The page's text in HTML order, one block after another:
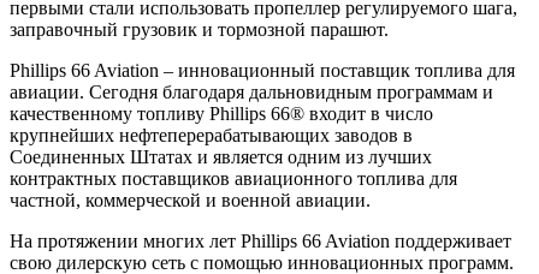
первыми стали использовать пропеллер регулируемого шага,
заправочный грузовик и тормозной парашют.
Phillips 66 Aviation – инновационный поставщик топлива для
авиации. Сегодня благодаря дальновидным программам и
качественному топливу Phillips 66® входит в число
крупнейших нефтеперерабатывающих заводов в
Соединенных Штатах и является одним из лучших
контрактных поставщиков авиационного топлива для
частной, коммерческой и военной авиации.
На протяжении многих лет Phillips 66 Aviation поддерживает
свою дилерскую сеть с помощью инновационных программ.